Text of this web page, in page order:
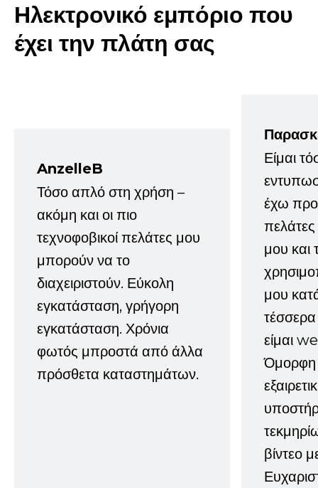
Ηλεκτρονικό εμπόριο που
έχει την πλάτη σας
AnzelleB
Τόσο απλό στη χρήση –
ακόμη και οι πιο
τεχνοφοβικοί πελάτες μου
μπορούν να το
διαχειριστούν. Εύκολη
εγκατάσταση, γρήγορη
εγκατάσταση. Χρόνια
φωτός μπροστά από άλλα
πρόσθετα καταστημάτων.
Είμαι
έχω
μου και
μου
είμαι
Όμορφη
βίντεο